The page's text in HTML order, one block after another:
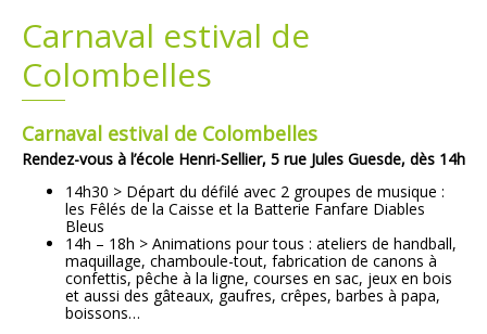
Carnaval estival de
Colombelles
Carnaval estival de Colombelles
Rendez-vous à l’école Henri-Sellier, 5 rue Jules Guesde, dès 14h
14h30 > Départ du défilé avec 2 groupes de musique :
les Fêlés de la Caisse et la Batterie Fanfare Diables
Bleus
14h – 18h > Animations pour tous : ateliers de handball,
maquillage, chamboule-tout, fabrication de canons à
confettis, pêche à la ligne, courses en sac, jeux en bois
et aussi des gâteaux, gaufres, crêpes, barbes à papa,
boissons…
Plans
Demandes légales
Emploi
Marchés publics
Grands projets